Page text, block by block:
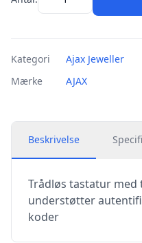
Kategori
Ajax Jeweller
Mærke
AJAX
Beskrivelse
Trådløs tastatur med
understøtter
koder